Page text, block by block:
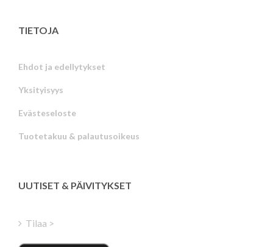
TIETOJA
Ehdot ja edellytykset
Yksityisyys
Evästeseloste
Tuotetakuu & palautusoikeus
UUTISET & PÄIVITYKSET
Tilaa >